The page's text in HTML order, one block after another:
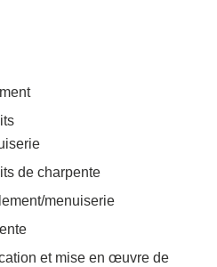
de charpente
menuiserie
et mise en œuvre de